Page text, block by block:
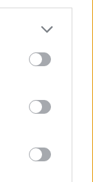
more Google
may click to
tags to
Google